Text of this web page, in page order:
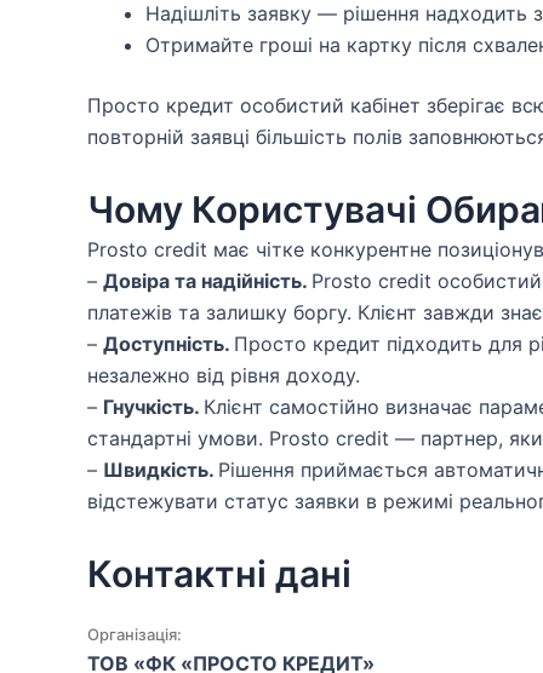
Надішліть заявку — рішення надходить
Отримайте гроші на картку після
Просто кредит особистий кабінет зберігає
повторній заявці більшість полів
Чому Користувачі
Prosto credit має чітке конкурентне
– Довіра та надійність. Prosto credit особистий
платежів та залишку боргу. Клієнт завжди
– Доступність. Просто кредит підходить для
незалежно від рівня доходу.
– Гнучкість. Клієнт самостійно визначає
стандартні умови. Prosto credit — партнер,
– Швидкість. Рішення приймається
відстежувати статус заявки в режимі
Контактні дані
Організація:
ТОВ «ФК «ПРОСТО КРЕДИТ»